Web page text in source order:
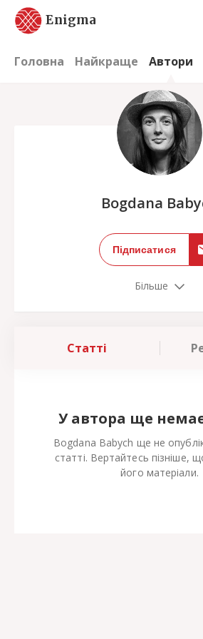
Enigma
Головна Найкраще Автори
Bogdana
Підписатися
Більше
Статті
У автора ще
Bogdana Babych ще не
статті. Вертайтесь пізніше,
його матеріали.